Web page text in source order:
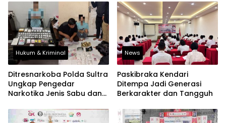
Hukum & Kriminal
Ditresnarkoba Polda Sultra
Ungkap Pengedar
Narkotika Jenis Sabu dan
News
Paskibraka Kendari
Ditempa Jadi Generasi
Berkarakter dan Tangguh